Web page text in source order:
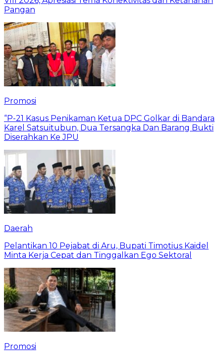
Pangan
Promosi
“P-21 Kasus Penikaman Ketua DPC Golkar di Bandara
Karel Satsuitubun, Dua Tersangka Dan Barang Bukti
Diserahkan Ke JPU
Daerah
Pelantikan 10 Pejabat di Aru, Bupati Timotius Kaidel
Minta Kerja Cepat dan Tinggalkan Ego Sektoral
Promosi